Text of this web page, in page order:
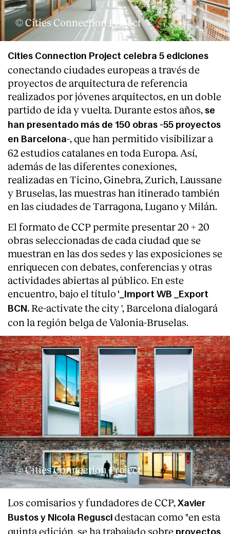
About
© Cities Connection Project
Cities Connection Project celebra 5 ediciones
conectando ciudades europeas a través de
proyectos de arquitectura de referencia
realizados por jóvenes arquitectos, en un doble
partido de ida y vuelta. Durante estos años, se
han presentado más de 150 obras -55 proyectos
en Barcelona-, que han permitido visibilizar a
62 estudios catalanes en toda Europa. Así,
además de las diferentes conexiones,
realizadas en Ticino, Ginebra, Zurich, Laussane
y Bruselas, las muestras han itinerado también
en las ciudades de Tarragona, Lugano y Milán.
El formato de CCP permite presentar 20 + 20
obras seleccionadas de cada ciudad que se
muestran en las dos sedes y las exposiciones se
enriquecen con debates, conferencias y otras
actividades abiertas al público. En este
encuentro, bajo el título '_Import WB _Export
BCN. Re-activate the city ', Barcelona dialogará
con la región belga de Valonia-Bruselas.
© Cities Connection Project
Los comisarios y fundadores de CCP, Xavier
Bustos y Nicola Regusci destacan como "en esta
quinta edición, se ha trabajado sobre